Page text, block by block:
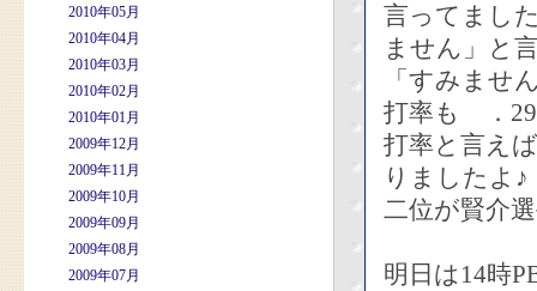
2010年05月
2010年04月
2010年03月
2010年02月
2010年01月
2009年12月
2009年11月
2009年10月
2009年09月
2009年08月
2009年07月
言ってまし
ません」と
「すみませ
打率も ．
打率と言え
りましたよ♪
二位が賢介
明日は14時